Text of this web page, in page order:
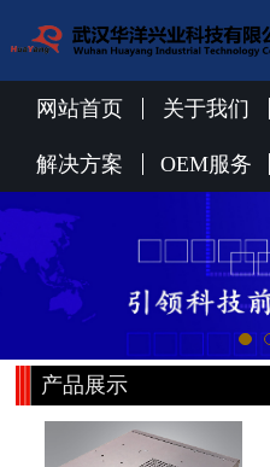
网站首页 关于我们
解决方案 OEM服务
产品展示